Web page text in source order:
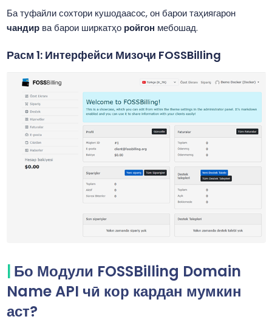
Ба туфайли сохтори кушодаасос, он барои таҳиягарон
чандирва барои ширкатҳо ройгон мебошад.
Расм 1: Интерфейси Мизоҷи FOSSBilling
Бо Модули FOSSBilling Domain
Name API чӣ кор кардан мумкин
аст?